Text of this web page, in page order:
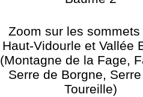
Zoom sur les sommets
Haut-Vidourle et Vallée
(Montagne de la Fage,
Serre de Borgne,
Toureille)